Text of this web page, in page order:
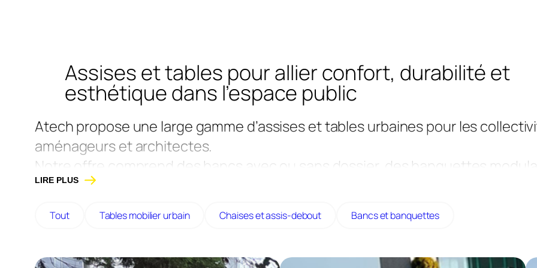
Assises et tables pour allier confort, durabilité et
esthétique dans l’espace public
Atech propose une large gamme d’assises et tables urbaines pour les
aménageurs et architectes.
Notre offre comprend des bancs avec ou sans dossier, des banquettes
des assises sur muret. Nous proposons également des tables adaptées aux
confort d’usage.
LIRE PLUS
Tout Tables mobilier urbain Chaises et assis-debout Bancs et banquettes